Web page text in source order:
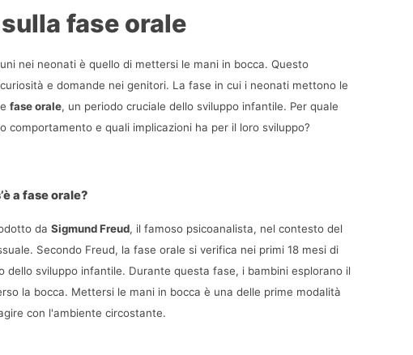
fase orale
nei neonati è quello di mettersi le mani in bocca. Questo
e domande nei genitori. La fase in cui i neonati mettono le
fase orale, un periodo cruciale dello sviluppo infantile. Per quale
comportamento e quali implicazioni ha per il loro sviluppo?
a fase orale?
da Sigmund Freud, il famoso psicoanalista, nel contesto del
Secondo Freud, la fase orale si verifica nei primi 18 mesi di
dello sviluppo infantile. Durante questa fase, i bambini esplorano il
la bocca. Mettersi le mani in bocca è una delle prime modalità
con l'ambiente circostante.